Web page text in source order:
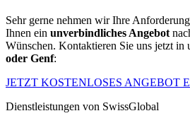
Sehr gerne nehmen wir Ihre
Ihnen ein unverbindliches Angebot
Wünschen. Kontaktieren Sie uns jetzt in
oder Genf:
JETZT KOSTENLOSES ANGEBOT
Dienstleistungen von SwissGlobal